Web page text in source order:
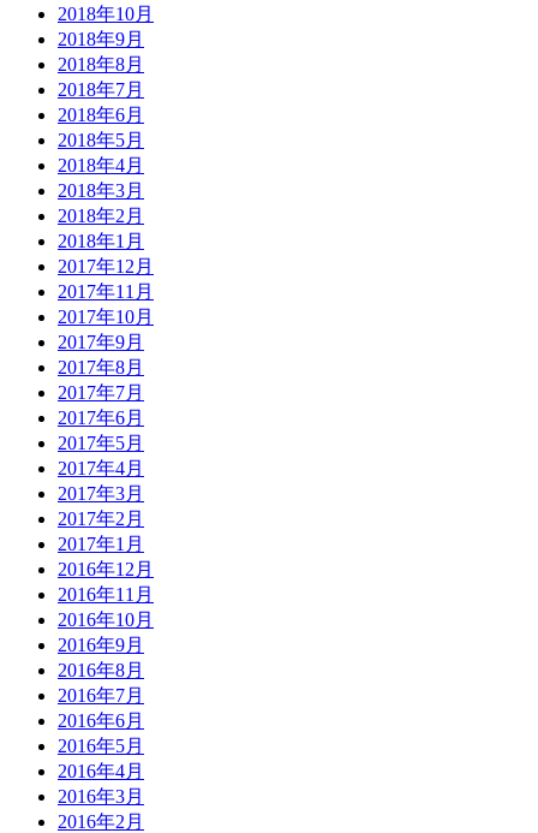
2018年10月
2018年9月
2018年8月
2018年7月
2018年6月
2018年5月
2018年4月
2018年3月
2018年2月
2018年1月
2017年12月
2017年11月
2017年10月
2017年9月
2017年8月
2017年7月
2017年6月
2017年5月
2017年4月
2017年3月
2017年2月
2017年1月
2016年12月
2016年11月
2016年10月
2016年9月
2016年8月
2016年7月
2016年6月
2016年5月
2016年4月
2016年3月
2016年2月